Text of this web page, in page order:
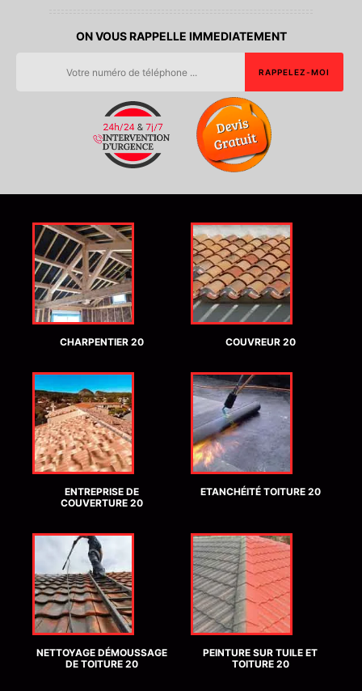
ON VOUS RAPPELLE IMMEDIATEMENT
CHARPENTIER 20 COUVREUR 20
ENTREPRISE DE
COUVERTURE 20
ETANCHÉITÉ TOITURE 20
NETTOYAGE DÉMOUSSAGE
DE TOITURE 20
PEINTURE SUR TUILE ET
TOITURE 20